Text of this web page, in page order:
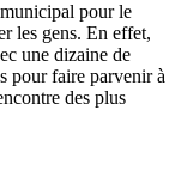
pour le
les gens. En effet,
une dizaine de
pour faire parvenir à
des plus